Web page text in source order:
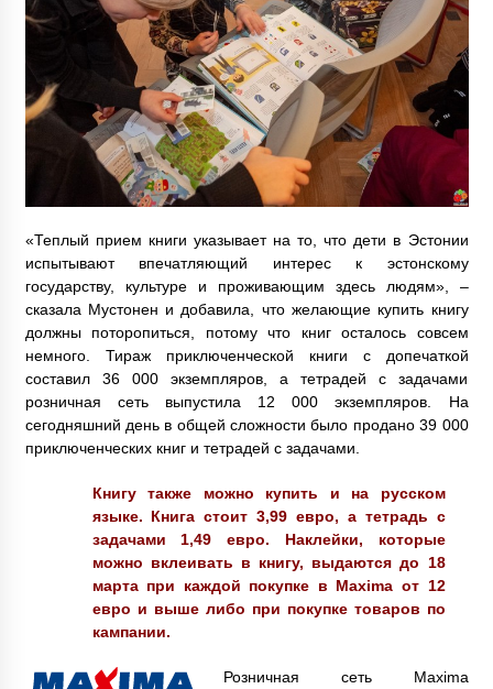
«Теплый прием книги указывает на то, что дети в Эстонии
испытывают впечатляющий интерес к эстонскому
государству, культуре и проживающим здесь людям», –
сказала Мустонен и добавила, что желающие купить книгу
должны поторопиться, потому что книг осталось совсем
немного. Тираж приключенческой книги с допечаткой
составил 36 000 экземпляров, а тетрадей с задачами
розничная сеть выпустила 12 000 экземпляров. На
сегодняшний день в общей сложности было продано 39 000
приключенческих книг и тетрадей с задачами.
Книгу также можно купить и на русском
языке. Книга стоит 3,99 евро, а тетрадь с
задачами 1,49 евро. Наклейки, которые
можно вклеивать в книгу, выдаются до 18
марта при каждой покупке в Maxima от 12
евро и выше либо при покупке товаров по
кампании.
Розничная сеть Maxima